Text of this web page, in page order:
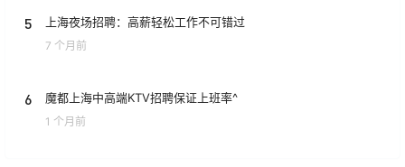
5 上海夜场招聘：高薪轻松工作不可错过
7 个月前
6 魔都上海中高端KTV招聘保证上班率^
1 个月前